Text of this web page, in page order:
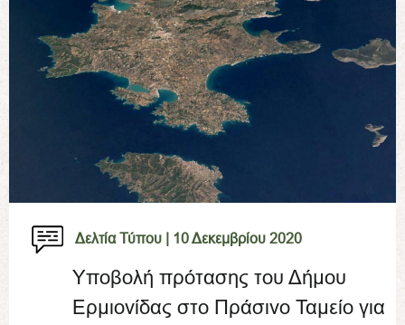
Δελτία Τύπου | 10 Δεκεμβρίου 2020
Υποβολή πρότασης του Δήμου
Ερμιονίδας στο Πράσινο Ταμείο για